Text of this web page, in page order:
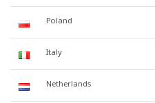
Poland
Italy
Netherlands